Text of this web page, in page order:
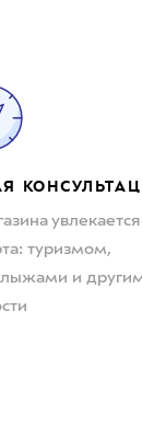
увлекается
туризмом,
и